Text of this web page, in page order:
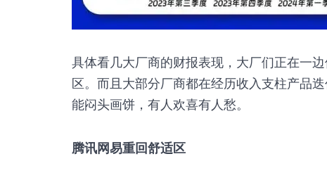
具体看几大厂商的财报表现，大厂们正在一
区。而且大部分厂商都在经历收入支柱产品
能闷头画饼，有人欢喜有人愁。
腾讯网易重回舒适区